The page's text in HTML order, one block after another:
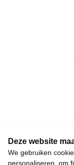
Deze website
We gebruiken
personaliseren, om